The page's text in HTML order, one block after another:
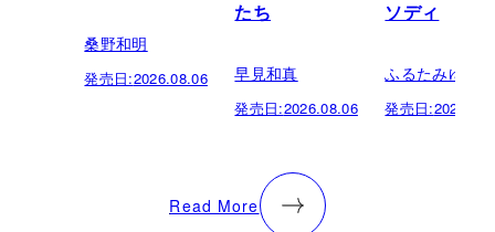
桑野和明
発売日:2026.08.06
たち
早見和真
発売日:2026.08.06
ソディ
ふるたみゆき
発売日:
Read More